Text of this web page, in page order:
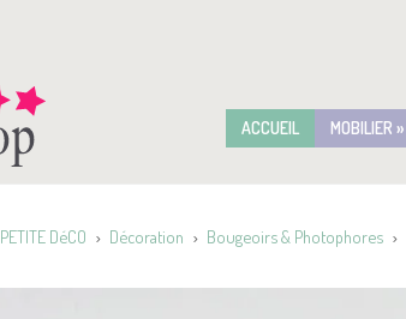
ACCUEIL MOBILIER »
PETITE DéCO Décoration Bougeoirs & Photophores